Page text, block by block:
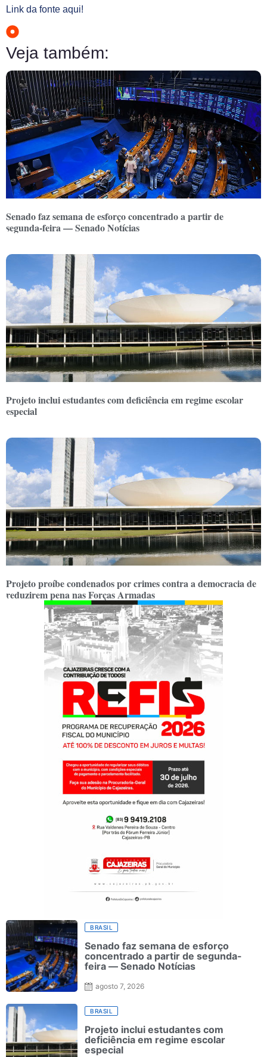
Link da fonte aqui!
Veja também:
Senado faz semana de esforço concentrado a partir de
segunda-feira — Senado Notícias
Projeto inclui estudantes com deficiência em regime escolar
especial
Projeto proíbe condenados por crimes contra a democracia de
reduzirem pena nas Forças Armadas
BRASIL
Senado faz semana de esforço
concentrado a partir de segunda-
feira — Senado Notícias
agosto 7, 2026
BRASIL
Projeto inclui estudantes com
deficiência em regime escolar
especial